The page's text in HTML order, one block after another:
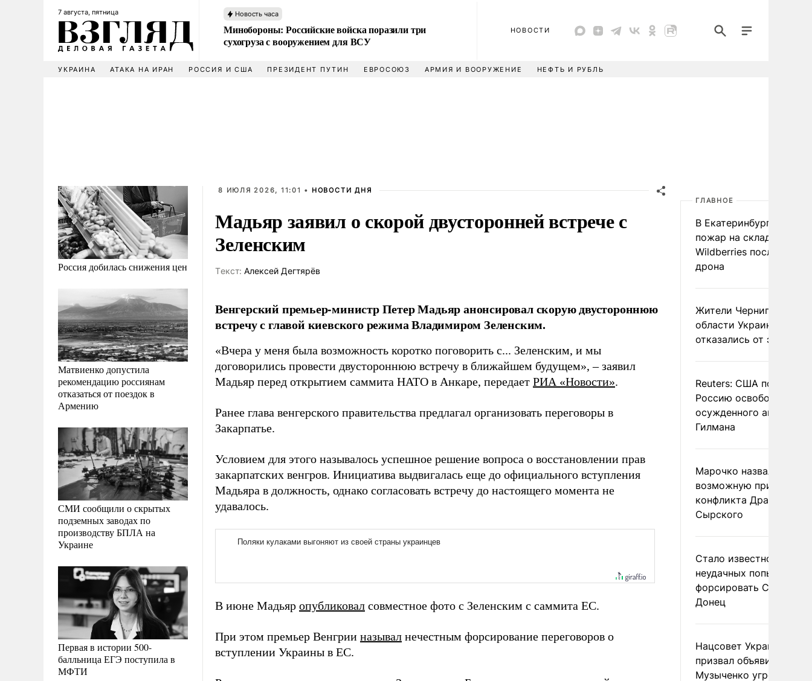
7 августа, пятница Новость часа
Минобороны: Российские войска поразили три
сухогруза с вооружением для ВСУ
НОВОСТИ
УКРАИНА АТАКА НА ИРАН РОССИЯ И США ПРЕЗИДЕНТ ПУТИН ЕВРОСОЮЗ АРМИЯ И ВООРУЖЕНИЕ НЕФТЬ И РУБЛЬ
Россия добилась снижения цен
Матвиенко допустила
рекомендацию россиянам
отказаться от поездок в
Армению
СМИ сообщили о скрытых
подземных заводах по
производству БПЛА на
Украине
Первая в истории 500-
балльница ЕГЭ поступила в
МФТИ
8 ИЮЛЯ 2026, 11:01 • НОВОСТИ ДНЯ
Мадьяр заявил о скорой двусторонней встрече с
Зеленским
Tекст: Алексей Дегтярёв
Венгерский премьер-министр Петер Мадьяр анонсировал скорую двустороннюю
встречу с главой киевского режима Владимиром Зеленским.
«Вчера у меня была возможность коротко поговорить с... Зеленским, и мы
договорились провести двустороннюю встречу в ближайшем будущем», – заявил
Мадьяр перед открытием саммита НАТО в Анкаре, передает РИА «Новости».
Ранее глава венгерского правительства предлагал организовать переговоры в
Закарпатье.
Условием для этого называлось успешное решение вопроса о восстановлении прав
закарпатских венгров. Инициатива выдвигалась еще до официального вступления
Мадьяра в должность, однако согласовать встречу до настоящего момента не
удавалось.
В июне Мадьяр опубликовал совместное фото с Зеленским с саммита ЕС.
При этом премьер Венгрии называл нечестным форсирование переговоров о
вступлении Украины в ЕС.
ГЛАВНОЕ
В Екатеринбурге
пожар на складе
Wildberries после атаки
дрона
Жители Черниговской
области Украины
отказались от
Reuters: США
Россию освободить
осужденного
Гилмана
Марочко назвал
возможную причину
конфликта Драпатого и
Сырского
Стало известно о
неудачных попытках
форсировать
Донец
Нацсовет Украины по
призвал объявить
Музыченко угрозой